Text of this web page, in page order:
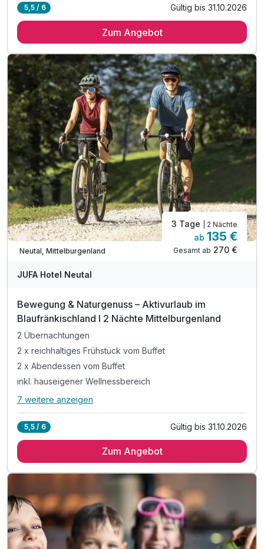
2 x reichhaltiges Frühstück vom Buffet
inkl. hauseigener Wellnessbereich
inkl. kostenfreies Parken am Hotel
inkl. kostenfreies WLAN
inkl. Burgenland Card
Tipp: Burgenland VIONOTHEK
Tipp: Sonnentherme Lutzmannsburg
Tipp: Ornithologische Exkursion Teichwiesen
5,5 / 6 Gültig bis 31.10.2026
Zum Angebot
Nur noch Restplätze
Neutal, Mittelburgenland
3 Tage | 2 Nächte
ab 135 €
Gesamt ab 270 €
JUFA Hotel Neutal
Bewegung & Naturgenuss – Aktivurlaub im
Blaufränkischland I 2 Nächte Mittelburgenland
2 Übernachtungen
2 x reichhaltiges Frühstück vom Buffet
2 x Abendessen vom Buffet
inkl. hauseigener Wellnessbereich
Alle Inklusivleistungen
2 x reichhaltiges Frühstück vom Buffet
inkl. hauseigener Wellnessbereich
inkl. kostenfreies Parken am Hotel
inkl. kostenfreies WLAN
inkl. Burgenland Card
inkl. Eintritt in das Waldbad Neutal (Sommer)
7 weitere anzeigen
5,5 / 6 Gültig bis 31.10.2026
Zum Angebot